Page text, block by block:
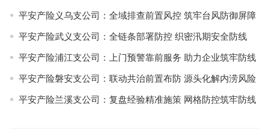
平安产险义乌支公司：全域排查前置风控 筑牢台风防御屏障
平安产险武义支公司：全链条部署防控 织密汛期安全防线
平安产险浦江支公司：上门预警靠前服务 助力企业筑牢防线
平安产险磐安支公司：联动共治前置布防 源头化解内涝风险
平安产险兰溪支公司：复盘经验精准施策 网格防控筑牢防线